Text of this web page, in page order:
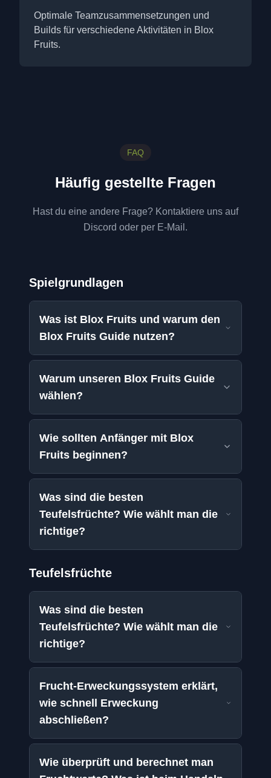
Optimale Teamzusammensetzungen und
Builds für verschiedene Aktivitäten in Blox
Fruits.
FAQ
Häufig gestellte Fragen
Hast du eine andere Frage? Kontaktiere uns auf
Discord oder per E-Mail.
Spielgrundlagen
Was ist Blox Fruits und warum den
Blox Fruits Guide nutzen?
Warum unseren Blox Fruits Guide
wählen?
Wie sollten Anfänger mit Blox
Fruits beginnen?
Was sind die besten
Teufelsfrüchte? Wie wählt man die
richtige?
Teufelsfrüchte
Was sind die besten
Teufelsfrüchte? Wie wählt man die
richtige?
Frucht-Erweckungssystem erklärt,
wie schnell Erweckung
abschließen?
Wie überprüft und berechnet man